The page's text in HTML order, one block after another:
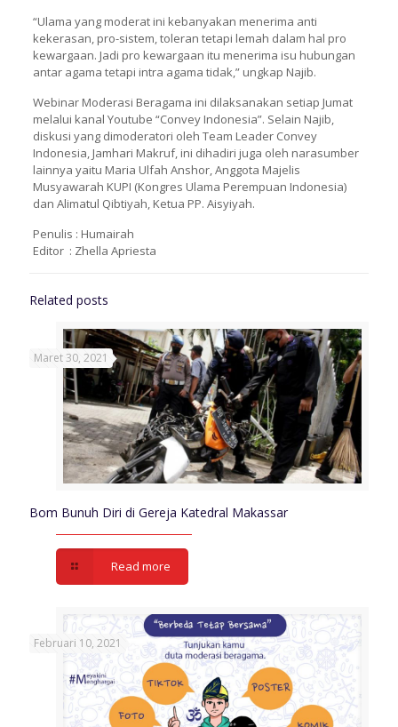
“Ulama yang moderat ini kebanyakan menerima anti
kekerasan, pro-sistem, toleran tetapi lemah dalam hal pro
kewargaan. Jadi pro kewargaan itu menerima isu hubungan
antar agama tetapi intra agama tidak,” ungkap Najib.
Webinar Moderasi Beragama ini dilaksanakan setiap Jumat
melalui kanal Youtube “Convey Indonesia”. Selain Najib,
diskusi yang dimoderatori oleh Team Leader Convey
Indonesia, Jamhari Makruf, ini dihadiri juga oleh narasumber
lainnya yaitu Maria Ulfah Anshor, Anggota Majelis
Musyawarah KUPI (Kongres Ulama Perempuan Indonesia)
dan Alimatul Qibtiyah, Ketua PP. Aisyiyah.
Penulis : Humairah
Editor : Zhella Apriesta
Related posts
Maret 30, 2021
Bom Bunuh Diri di Gereja Katedral Makassar
Read more
Februari 10, 2021